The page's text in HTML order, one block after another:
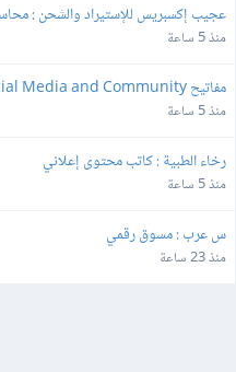
عجيب إكسبريس للإستيراد والشحن :
منذ 5 ساعة
Manager
منذ 5 ساعة
رخاء الطبية : كاتب محتوى إعلاني
منذ 5 ساعة
س عرب : مسوق رقمي
منذ 23 ساعة